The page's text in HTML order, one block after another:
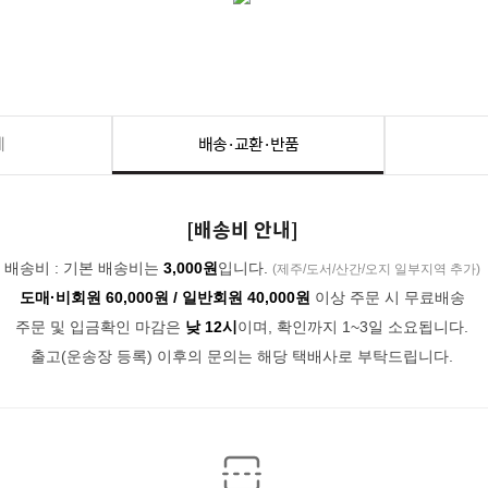
배송·교환·반품
[배송비 안내]
배송비 : 기본 배송비는 3,000원 입니다. (제주/도서/산간/오지 일부지역 추가)
도매·비회원 60,000원 / 일반회원 40,000원 이상 주문 시 무료배송
주문 및 입금확인 마감은 낮 12시 이며, 확인까지 1~3일 소요됩니다.
출고(운송장 등록) 이후의 문의는 해당 택배사로 부탁드립니다.